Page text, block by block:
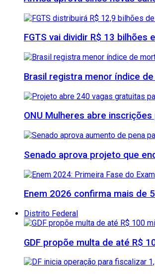
FGTS vai dividir R$ 13
Brasil registra menor índice
ONU Mulheres abre
Senado aprova projeto que
Enem 2026 confirma mais de
Distrito Federal
GDF propõe multa de até R$